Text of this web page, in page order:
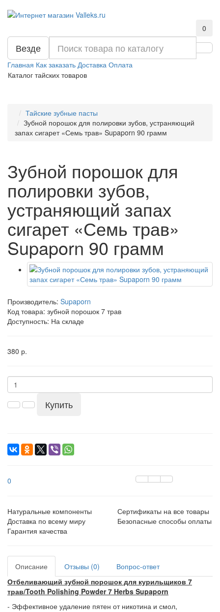
0
Везде
Главная Как заказать Доставка Оплата
Каталог тайских товаров
Тайские зубные пасты
Зубной порошок для полировки зубов, устраняющий
запах сигарет «Семь трав» Supaporn 90 грамм
Зубной порошок для
полировки зубов,
устраняющий запах
сигарет «Семь трав»
Supaporn 90 грамм
Производитель: Supaporn
Код товара: зубной порошок 7 трав
Доступность: На складе
380 р.
Купить
0
Натуральные компоненты
Сертификаты на все товары
Доставка по всему миру
Безопасные способы оплаты
Гарантия качества
Описание Отзывы (0)
Вопрос-ответ
Отбеливающий зубной порошок для курильщиков 7
трав/Tooth Polishing Powder 7 Herbs Supaporn
- Эффективное удаление пятен от никотина и смол,